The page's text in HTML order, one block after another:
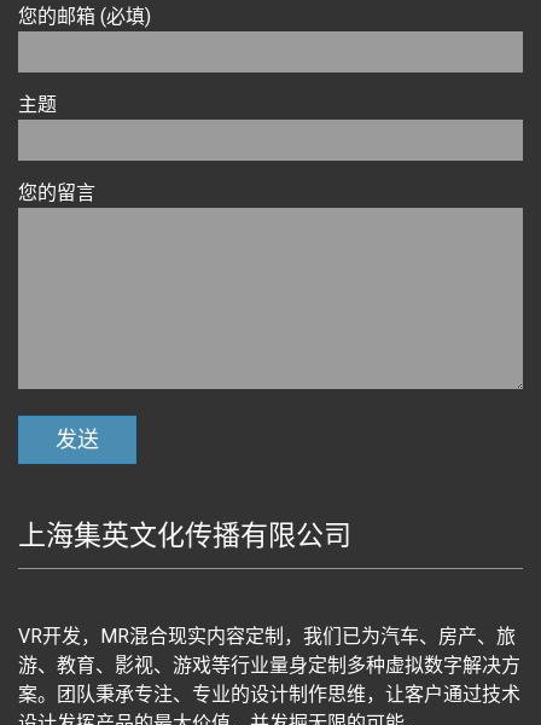
您的邮箱 (必填)
主题
您的留言
上海集英文化传播有限公司
VR开发，MR混合现实内容定制，我们已为汽车、房产、旅
游、教育、影视、游戏等行业量身定制多种虚拟数字解决方
案。团队秉承专注、专业的设计制作思维，让客户通过技术